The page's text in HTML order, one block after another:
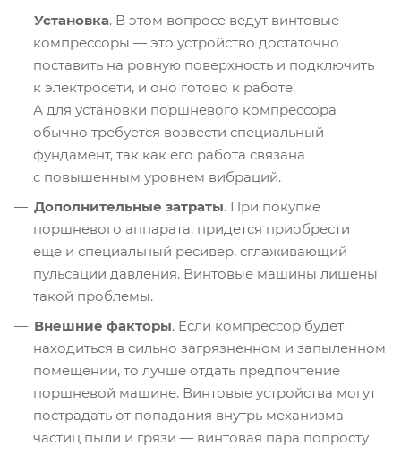
Установка. В этом вопросе ведут винтовые
компрессоры — это устройство достаточно
поставить на ровную поверхность и подключить
к электросети, и оно готово к работе.
А для установки поршневого компрессора
обычно требуется возвести специальный
фундамент, так как его работа связана
с повышенным уровнем вибраций.
Дополнительные затраты. При покупке
поршневого аппарата, придется приобрести
еще и специальный ресивер, сглаживающий
пульсации давления. Винтовые машины лишены
такой проблемы.
Внешние факторы. Если компрессор будет
находиться в сильно загрязненном и запыленном
помещении, то лучше отдать предпочтение
поршневой машине. Винтовые устройства могут
пострадать от попадания внутрь механизма
частиц пыли и грязи — винтовая пара попросту